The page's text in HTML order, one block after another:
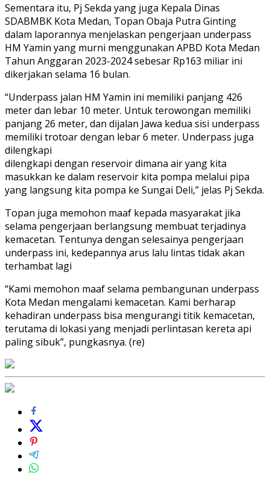
Sementara itu, Pj Sekda yang juga Kepala Dinas
SDABMBK Kota Medan, Topan Obaja Putra Ginting
dalam laporannya menjelaskan pengerjaan underpass
HM Yamin yang murni menggunakan APBD Kota Medan
Tahun Anggaran 2023-2024 sebesar Rp163 miliar ini
dikerjakan selama 16 bulan.
“Underpass jalan HM Yamin ini memiliki panjang 426
meter dan lebar 10 meter. Untuk terowongan memiliki
panjang 26 meter, dan dijalan Jawa kedua sisi underpass
memiliki trotoar dengan lebar 6 meter. Underpass juga
dilengkapi
dilengkapi dengan reservoir dimana air yang kita
masukkan ke dalam reservoir kita pompa melalui pipa
yang langsung kita pompa ke Sungai Deli,” jelas Pj Sekda.
Topan juga memohon maaf kepada masyarakat jika
selama pengerjaan berlangsung membuat terjadinya
kemacetan. Tentunya dengan selesainya pengerjaan
underpass ini, kedepannya arus lalu lintas tidak akan
terhambat lagi
“Kami memohon maaf selama pembangunan underpass
Kota Medan mengalami kemacetan. Kami berharap
kehadiran underpass bisa mengurangi titik kemacetan,
terutama di lokasi yang menjadi perlintasan kereta api
paling sibuk”, pungkasnya. (re)